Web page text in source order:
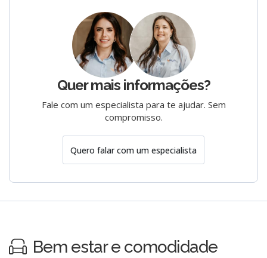
Quer mais informações?
Fale com um especialista para te ajudar. Sem
compromisso.
Quero falar com um especialista
Bem estar e comodidade